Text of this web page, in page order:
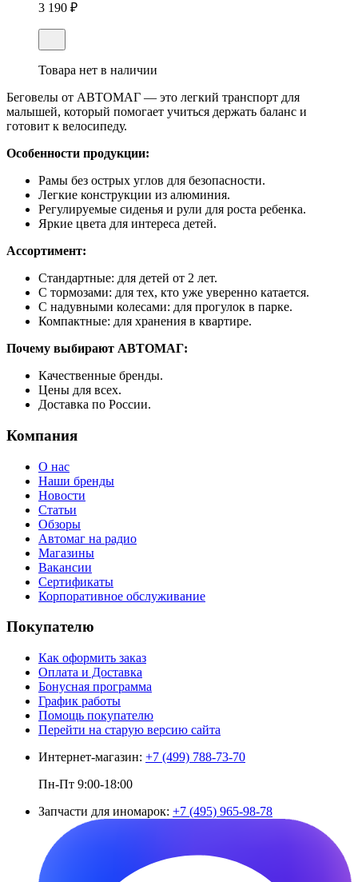
3 190 ₽
Товара нет в наличии
Беговелы от АВТОМАГ — это легкий транспорт для
малышей, который помогает учиться держать баланс и
готовит к велосипеду.
Особенности продукции:
Рамы без острых углов для безопасности.
Легкие конструкции из алюминия.
Регулируемые сиденья и рули для роста ребенка.
Яркие цвета для интереса детей.
Ассортимент:
Стандартные: для детей от 2 лет.
С тормозами: для тех, кто уже уверенно катается.
С надувными колесами: для прогулок в парке.
Компактные: для хранения в квартире.
Почему выбирают АВТОМАГ:
Качественные бренды.
Цены для всех.
Доставка по России.
Компания
О нас
Наши бренды
Новости
Статьи
Обзоры
Автомаг на радио
Магазины
Вакансии
Сертификаты
Корпоративное обслуживание
Покупателю
Как оформить заказ
Оплата и Доставка
Бонусная программа
График работы
Помощь покупателю
Перейти на старую версию сайта
Интернет-магазин: +7 (499) 788-73-70
Пн-Пт 9:00-18:00
Запчасти для иномарок: +7 (495) 965-98-78